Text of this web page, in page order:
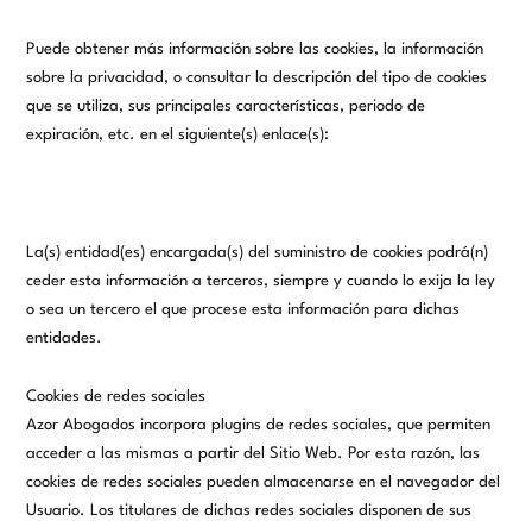
Puede obtener más información sobre las cookies, la información
sobre la privacidad, o consultar la descripción del tipo de cookies
que se utiliza, sus principales características, periodo de
expiración, etc. en el siguiente(s) enlace(s):
La(s) entidad(es) encargada(s) del suministro de cookies podrá(n)
ceder esta información a terceros, siempre y cuando lo exija la ley
o sea un tercero el que procese esta información para dichas
entidades.
Cookies de redes sociales
Azor Abogados incorpora plugins de redes sociales, que permiten
acceder a las mismas a partir del Sitio Web. Por esta razón, las
cookies de redes sociales pueden almacenarse en el navegador del
Usuario. Los titulares de dichas redes sociales disponen de sus